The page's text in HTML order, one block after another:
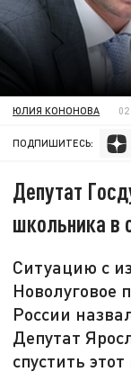
ЮЛИЯ КОНОНОВА
ПОДПИШИТЕСЬ:
Депутат
школьника в
Ситуацию с
Новолуговое
России
Депутат
спустить